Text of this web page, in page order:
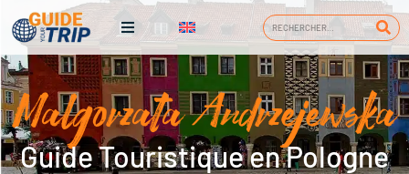
Malgorzata Andrzejewska
Guide Touristique en Pologne